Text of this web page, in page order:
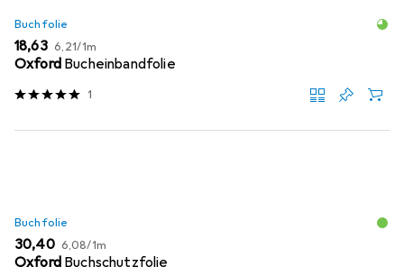
Buchfolie
EUR
18,63 EUR
6,21/1m
Oxford Bucheinbandfolie
1
Buchfolie
EUR
30,40 EUR
6,08/1m
Oxford Buchschutzfolie